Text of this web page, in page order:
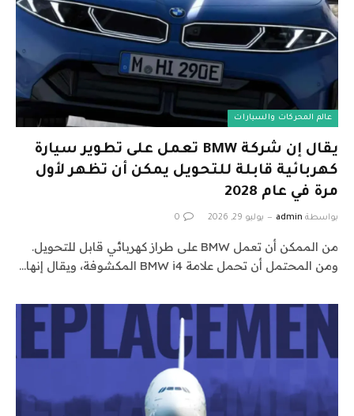
عالم المحركات والسيارات
يقال إن شركة BMW تعمل على تطوير سيارة
كهربائية قابلة للتحويل يمكن أن تظهر لأول
مرة في عام 2028
بواسطة admin يوليو 29, 2026 0
من الممكن أن تعمل BMW على طراز كهربائي قابل للتحويل.
ومن المحتمل أن تحمل علامة BMW i4 المكشوفة، ويقال إنها…